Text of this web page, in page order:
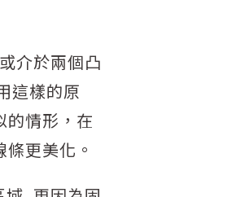
介於兩個凸
這樣的原
的情形，在
更美化。